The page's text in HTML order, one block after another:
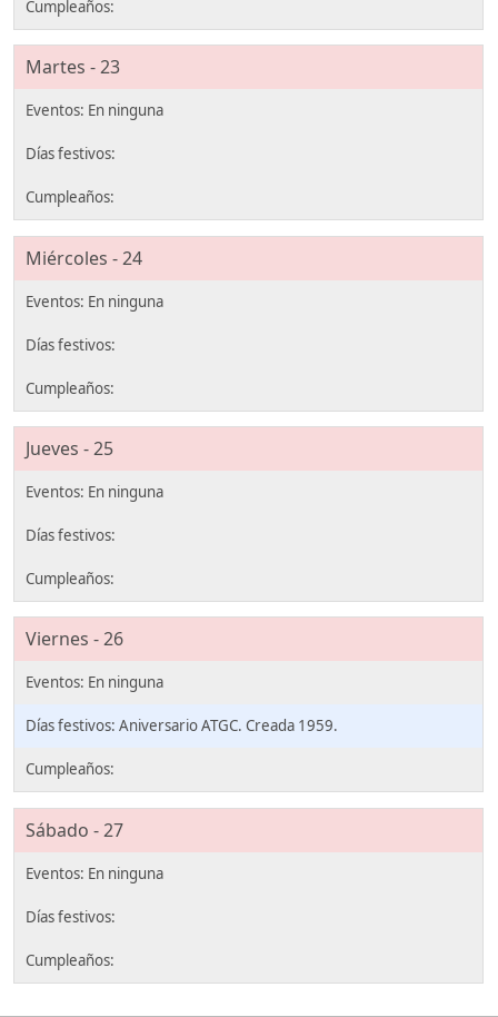
Martes - 23
Miércoles - 24
Jueves - 25
Viernes - 26
Aniversario ATGC. Creada 1959.
Sábado - 27